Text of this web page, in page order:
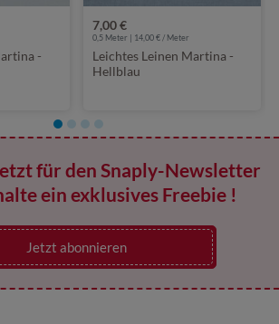
-
7,00 €
0,5 Meter | 14,00 € / Meter
Leichtes Leinen Martina -
Hellblau
für den Snaply-Newsletter
ein exklusives Freebie !
Jetzt abonnieren